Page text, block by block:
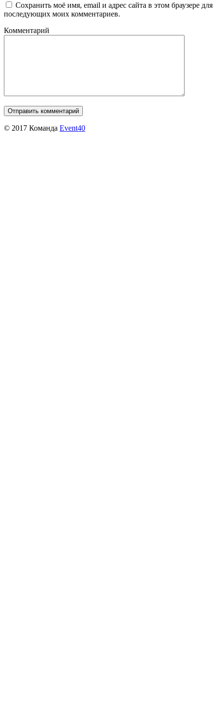
Сохранить моё имя, email и адрес сайта в этом браузере для
последующих моих комментариев.
Комментарий
© 2017 Команда Event40